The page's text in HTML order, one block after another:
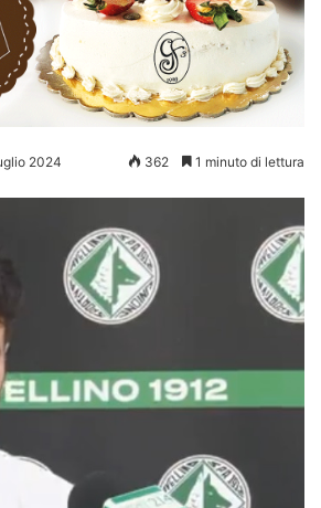
2024 362 1 minuto di lettura